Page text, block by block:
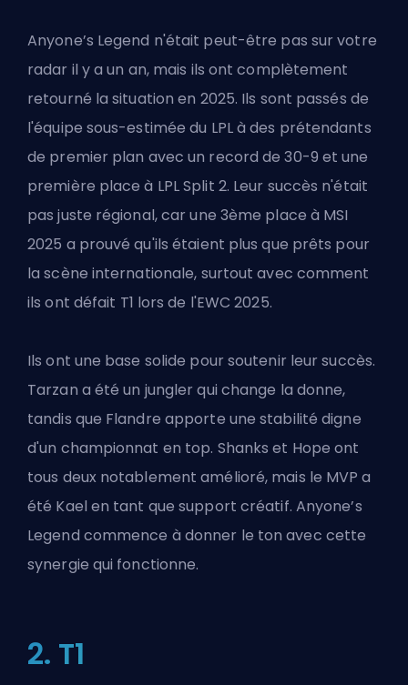
Anyone’s Legend n'était peut-être pas sur votre
radar il y a un an, mais ils ont complètement
retourné la situation en 2025. Ils sont passés de
l'équipe sous-estimée du LPL à des prétendants
de premier plan avec un record de 30-9 et une
première place à LPL Split 2. Leur succès n'était
pas juste régional, car une 3ème place à MSI
2025 a prouvé qu'ils étaient plus que prêts pour
la scène internationale, surtout avec comment
ils ont défait T1 lors de l'EWC 2025.
Ils ont une base solide pour soutenir leur succès.
Tarzan a été un jungler qui change la donne,
tandis que Flandre apporte une stabilité digne
d'un championnat en top. Shanks et Hope ont
tous deux notablement amélioré, mais le MVP a
été Kael en tant que support créatif. Anyone’s
Legend commence à donner le ton avec cette
synergie qui fonctionne.
2. T1